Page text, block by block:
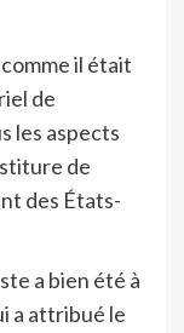
il était
de
les aspects
de
des États-
a bien été à
a attribué le